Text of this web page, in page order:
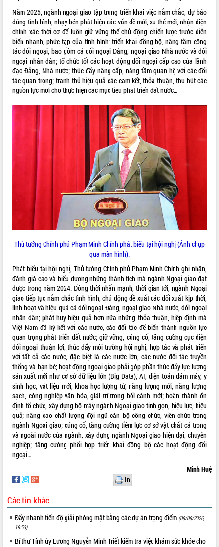
tại Nghĩa trang Liệt sĩ xã Sơn Hòa
Bàn giải pháp tháo gỡ khó khăn trong
xuất khẩu sầu riêng và triển khai quy
định EUDR
Thứ trưởng Bộ Nông nghiệp và Môi
trường Nguyễn Hoàng Hiệp khảo sát
vùng trồng và doanh nghiệp đóng gói
sầu riêng tại Đắk Lắk
món ăn từ sầu riêng
Đắk Lắk công bố Quy hoạch và xúc
tiến đầu tư tỉnh
Ngành cá ngừ Đắk Lắk chủ động thích
ứng để giữ vững thị trường xuất khẩu
Diễn đàn Kinh tế tư nhân Việt Nam đột
phá cơ chế - Hợp tác công tư
Đề án 06 tạo bước ngoặt đột phá trong
cải cách hành chính tỉnh Đắk Lắk
Kết nối tour, đẩy mạnh chuyển đổi số
để phát triển du lịch Đắk Lắk
tầng kỹ thuật Cụm công nghiệp Tân
Gặp mặt các cơ quan báo chí nhân Kỷ
niệm 101 năm Ngày Báo chí Cách
mạng Việt Nam
Đắk Lắk sơ kết 4 năm triển khai thực
hiện Đề án 06 của Chính phủ
Họp báo thông tin về Hội nghị Công bố
Quy hoạch và Xúc tiến đầu tư tỉnh Đắk
Lắk
Khơi thông điểm nghẽn, đẩy nhanh
giải ngân vốn khắc phục thiên tai
HĐND tỉnh thông qua điều chỉnh Quy
hoạch tỉnh thời kỳ 2021-2030
Hội thảo góp ý hồ sơ điều chỉnh quy
hoạch tỉnh Đắk Lắk thời kỳ 2021-2030,
tầm nhìn đến năm 2050
Nâng cao hiệu quả hoạt động của các
doanh nghiệp nhà nước
Hội nghị triển khai kết nối mạng
truyền số liệu chuyên dùng phục vụ cơ
Lễ phát động chuỗi hoạt động chung
tay làm sạch môi trường
Xã Ea Kar bước chuyển mình trong
công tác cải cách hành chính mô hình
mới
năm 2026
Hôm nay: 36331
Tất cả:
66081654
Năm 2025, ngành ngoại giao tập trung triển khai việc nắm chắc, dự báo
đúng tình hình, nhạy bén phát hiện các vấn đề mới, xu thế mới, nhận diện
chính xác thời cơ để luôn giữ vững thế chủ động chiến lược trước diễn
biến nhanh, phức tạp của tình hình; triển khai đồng bộ, nâng tầm công
tác đối ngoại, bao gồm cả đối ngoại Đảng, ngoại giao Nhà nước và đối
ngoại nhân dân; tổ chức tốt các hoạt động đối ngoại cấp cao của lãnh
đạo Đảng, Nhà nước; thúc đẩy nâng cấp, nâng tầm quan hệ với các đối
tác quan trọng; tranh thủ hiệu quả các cam kết, thỏa thuận, thu hút các
nguồn lực mới cho thực hiện các mục tiêu phát triển đất nước…
Thủ tướng Chính phủ Phạm Minh Chính phát biểu tại hội nghị (Ảnh chụp
qua màn hình).
Phát biểu tại hội nghị, Thủ tướng Chính phủ Phạm Minh Chính ghi nhận,
đánh giá cao và biểu dương những thành tích mà ngành Ngoại giao đạt
được trong năm 2024. Đồng thời nhấn mạnh, thời gian tới, ngành Ngoại
giao tiếp tục nắm chắc tình hình, chủ động đề xuất các đối xuất kịp thời,
linh hoạt và hiệu quả cả đối ngoại Đảng, ngoại giao Nhà nước, đối ngoại
nhân dân; phát huy hiệu quả hơn nữa những thỏa thuận, hiệp định mà
Việt Nam đã ký kết với các nước, các đối tác để biến thành nguồn lực
quan trọng phát triển đất nước; giữ vững, củng cố, tăng cường cục diện
đối ngoại thuận lợi, thúc đẩy môi trường hội nghị, hợp tác và phát triển
với tất cả các nước, đặc biệt là các nước lớn, các nước đối tác truyền
thống và bạn bè; hoạt động ngoại giao phải góp phần thúc đẩy lực lượng
sản xuất mới như cơ sở dữ liệu lớn (Big Data), AI, điện toán đám mây, y
sinh học, vật liệu mới, khoa học lượng tử, năng lượng mới, năng lượng
sạch, công nghiệp văn hóa, giải trí trong bối cảnh mới; hoàn thành ổn
định tổ chức, xây dựng bộ máy ngành Ngoại giao tinh gọn, hiệu lực, hiệu
quả; nâng cao chất lượng đội ngũ cán bộ công chức, viên chức trong
ngành Ngoại giao; củng cố, tăng cường tiềm lực cơ sở vật chất cả trong
và ngoài nước của ngành, xây dựng ngành Ngoại giao hiện đại, chuyên
nghiệp; tăng cường phối hợp triển khai đồng bộ các hoạt động đối
ngoại…
Minh Huệ
In
Các tin khác
Đẩy nhanh tiến độ giải phóng mặt bằng các dự án trọng điểm (08/08/2026,
19:53)
Bí thư Tỉnh ủy Lương Nguyễn Minh Triết kiểm tra việc khám sức khỏe cho